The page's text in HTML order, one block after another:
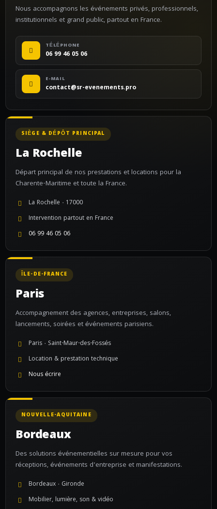
Nous accompagnons les événements privés, professionnels,
institutionnels et grand public, partout en France.
TÉLÉPHONE
06 99 46 05 06
E-MAIL
contact@sr-evenements.pro
SIÈGE & DÉPÔT PRINCIPAL
La Rochelle
Départ principal de nos prestations et locations pour la
Charente-Maritime et toute la France.
La Rochelle · 17000
Intervention partout en France
06 99 46 05 06
ÎLE-DE-FRANCE
Paris
Accompagnement des agences, entreprises, salons,
lancements, soirées et événements parisiens.
Paris · Saint-Maur-des-Fossés
Location & prestation technique
Nous écrire
NOUVELLE-AQUITAINE
Bordeaux
Des solutions événementielles sur mesure pour vos
réceptions, événements d’entreprise et manifestations.
Bordeaux · Gironde
Mobilier, lumière, son & vidéo